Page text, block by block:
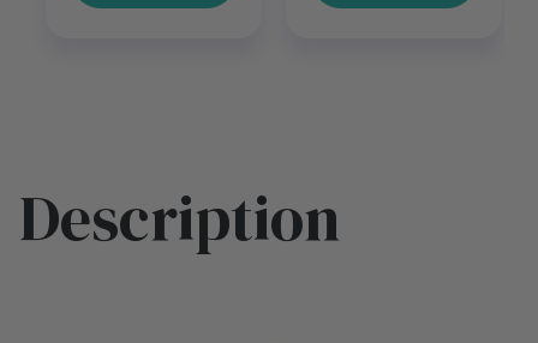
Description